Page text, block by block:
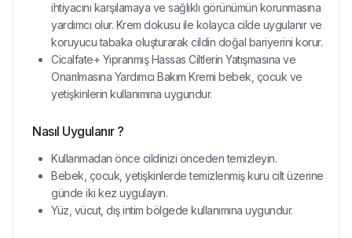
ihtiyacını karşılamaya ve sağlıklı görünümün korunmasına
yardımcı olur. Krem dokusu ile kolayca cilde uygulanır ve
koruyucu tabaka oluşturarak cildin doğal bariyerini korur.
Cicalfate+ Yıpranmış Hassas Ciltlerin Yatışmasına ve
Onarılmasına Yardımcı Bakım Kremi bebek, çocuk ve
yetişkinlerin kullanımına uygundur.
Nasıl Uygulanır ?
Kullanmadan önce cildinizi önceden temizleyin.
Bebek, çocuk, yetişkinlerde temizlenmiş kuru cilt üzerine
günde iki kez uygulayın.
Yüz, vücut, dış intim bölgede kullanımına uygundur.